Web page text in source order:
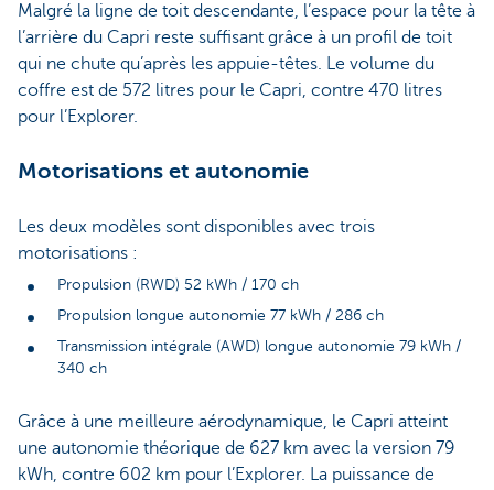
Malgré la ligne de toit descendante, l’espace pour la tête à
l’arrière du Capri reste suffisant grâce à un profil de toit
qui ne chute qu’après les appuie-têtes. Le volume du
coffre est de 572 litres pour le Capri, contre 470 litres
pour l’Explorer.
Motorisations et autonomie
Les deux modèles sont disponibles avec trois
motorisations :
Propulsion (RWD) 52 kWh / 170 ch
Propulsion longue autonomie 77 kWh / 286 ch
Transmission intégrale (AWD) longue autonomie 79 kWh /
340 ch
Grâce à une meilleure aérodynamique, le Capri atteint
une autonomie théorique de 627 km avec la version 79
kWh, contre 602 km pour l’Explorer. La puissance de